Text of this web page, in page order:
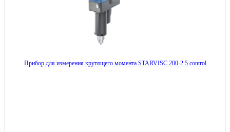
Прибор для измерения крутящего момента STARVISC 200-2.5 control